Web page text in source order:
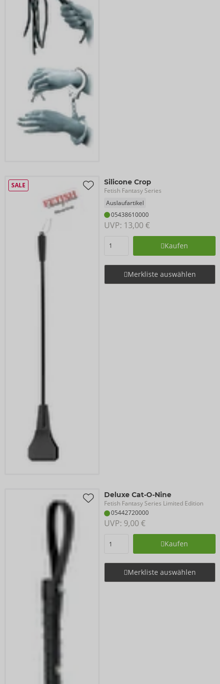
SALE Silicone Crop
Fetish Fantasy Series
Auslaufartikel
05438610000
UVP: 13,00 €
Kaufen
Merkliste auswählen
Deluxe Cat-O-Nine
Fetish Fantasy Series Limited Edition
05442720000
UVP: 9,00 €
Kaufen
Merkliste auswählen